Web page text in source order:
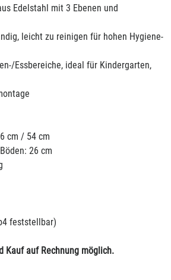
Edelstahl mit 3 Ebenen und
leicht zu reinigen für hohen Hygiene-
Essbereiche, ideal für Kindergarten,
cm / 54 cm
26 cm
feststellbar)
Kauf auf Rechnung möglich.